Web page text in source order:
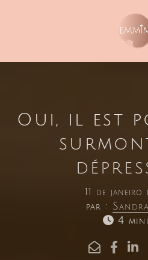
Oui, il est
11 de janeiro
par :
4